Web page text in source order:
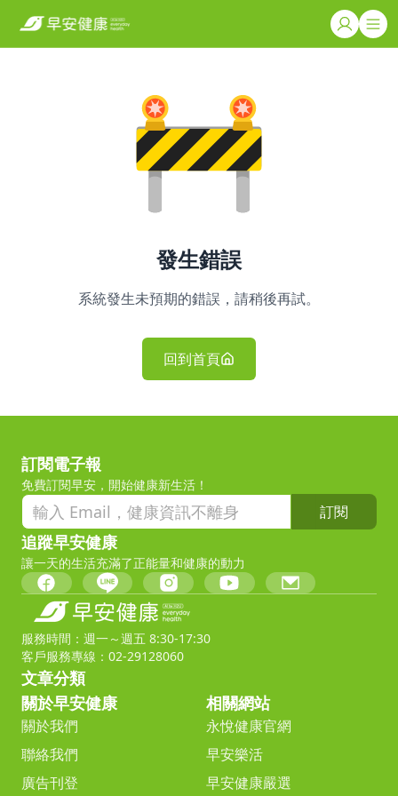
發生錯誤
系統發生未預期的錯誤，請稍後再試。
回到首頁
訂閱電子報
免費訂閱早安，開始健康新生活！
訂閱
追蹤早安健康
讓一天的生活充滿了正能量和健康的動力
服務時間：週一～週五 8:30-17:30
客戶服務專線：02-29128060
文章分類
關於早安健康
關於我們
聯絡我們
廣告刊登
相關網站
永悅健康官網
早安樂活
早安健康嚴選